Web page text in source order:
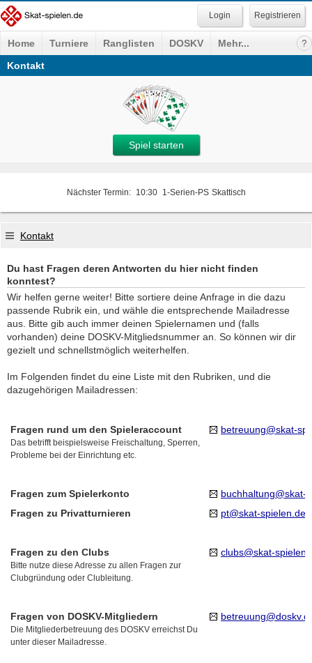
Registrieren
Home Turniere Ranglisten DOSKV
Mehr...
Kontakt
Spiel starten
Nächster Termin: 10:30 1-Serien-PS Skattisch
Kontakt
Du hast Fragen deren Antworten du hier nicht finden
konntest?
Wir helfen gerne weiter! Bitte sortiere deine Anfrage in die dazu
passende Rubrik ein, und wähle die entsprechende Mailadresse
aus. Bitte gib auch immer deinen Spielernamen und (falls
vorhanden) deine DOSKV-Mitgliedsnummer an. So können wir dir
gezielt und schnellstmöglich weiterhelfen.
Im Folgenden findet du eine Liste mit den Rubriken, und die
dazugehörigen Mailadressen:
Fragen rund um den Spieleraccount
Das betrifft beispielsweise Freischaltung, Sperren,
Probleme bei der Einrichtung etc.
betreuung@skat-
Fragen zum Spielerkonto
buchhaltung@skat-
Fragen zu Privatturnieren
pt@skat-spielen.de
Fragen zu den Clubs
Bitte nutze diese Adresse zu allen Fragen zur
Clubgründung oder Clubleitung.
clubs@skat-
Fragen von DOSKV-Mitgliedern
Die Mitgliederbetreuung des DOSKV erreichst Du
unter dieser Mailadresse.